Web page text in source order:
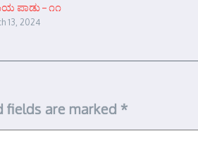
ಪಾಡು – ೧೧
13, 2024
fields are marked *